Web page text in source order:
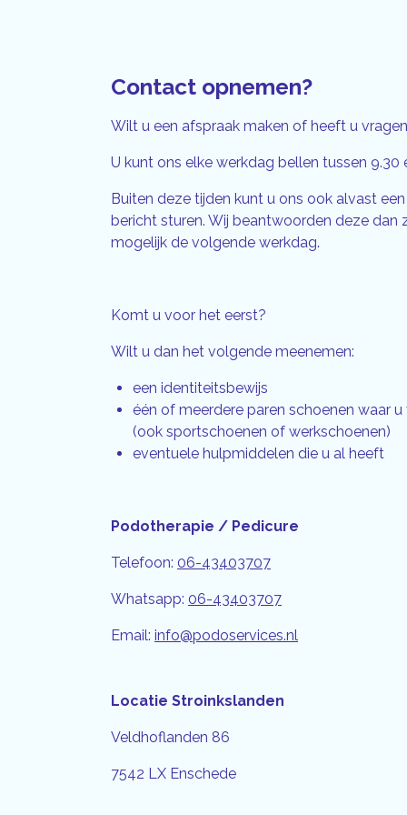
Contact opnemen?
Wilt u een afspraak maken of heeft u
U kunt ons elke werkdag bellen tussen 9.30
Buiten deze tijden kunt u ons ook alvast
bericht sturen. Wij beantwoorden deze dan
mogelijk de volgende werkdag.
Komt u voor het eerst?
Wilt u dan het volgende meenemen:
een identiteitsbewijs
één of meerdere paren schoenen waar
(ook sportschoenen of werkschoenen)
eventuele hulpmiddelen die u al heeft
Podotherapie / Pedicure
Telefoon: 06-43403707
Whatsapp: 06-43403707
Email: info@podoservices.nl
Locatie Stroinkslanden
Veldhoflanden 86
7542 LX Enschede